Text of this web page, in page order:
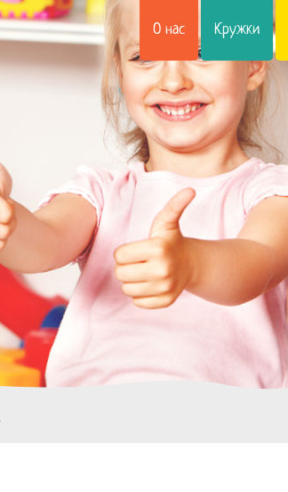
О нас Кружки